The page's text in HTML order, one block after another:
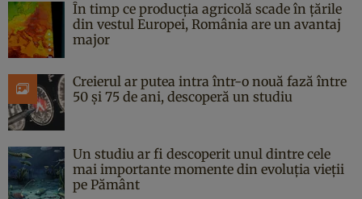
În timp ce producția agricolă scade în țările
din vestul Europei, România are un avantaj
major
Creierul ar putea intra într-o nouă fază între
50 și 75 de ani, descoperă un studiu
Un studiu ar fi descoperit unul dintre cele
mai importante momente din evoluția vieții
pe Pământ